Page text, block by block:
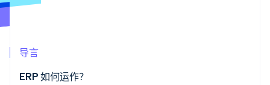
立即观看
导言
ERP 如何运作？